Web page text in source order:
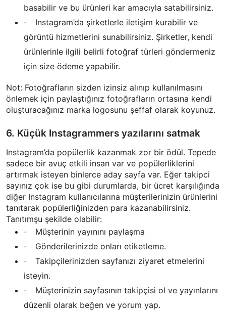
basabilir ve bu ürünleri kar amacıyla satabilirsiniz.
·
Instagram’da şirketlerle iletişim kurabilir ve
görüntü hizmetlerini sunabilirsiniz. Şirketler, kendi
ürünlerinle ilgili belirli fotoğraf türleri göndermeniz
için size ödeme yapabilir.
Not: Fotoğrafların sizden izinsiz alınıp kullanılmasını
önlemek için paylaştığınız fotoğrafların ortasına kendi
oluşturacağınız marka logosunu şeffaf olarak koyunuz.
6. Küçük Instagrammers yazılarını satmak
Instagram’da popülerlik kazanmak zor bir ödül. Tepede
sadece bir avuç etkili insan var ve popülerliklerini
artırmak isteyen binlerce aday sayfa var. Eğer takipci
sayınız çok ise bu gibi durumlarda, bir ücret karşılığında
diğer Instagram kullanıcılarına müşterilerinizin ürünlerini
tanıtarak popülerliğinizden para kazanabilirsiniz.
Tanıtımşu şekilde olabilir:
· Müşterinin yayınını paylaşma
· Gönderilerinizde onları etiketleme.
·
Takipçilerinizden sayfanızı ziyaret etmelerini
isteyin.
·
Müşterinizin sayfasının takipçisi ol ve yayınlarını
düzenli olarak beğen ve yorum yap.